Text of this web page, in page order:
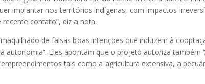
implantar nos territórios indígenas, com impactos
contato”, diz a nota.
de falsas boas intenções que induzem à
autonomia”. Eles apontam que o projeto autoriza também
tais como a agricultura extensiva, a